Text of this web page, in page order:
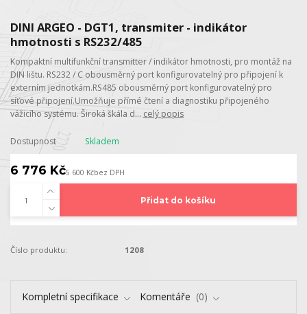
DINI ARGEO - DGT1, transmiter - indikátor
hmotnosti s RS232/485
Kompaktní multifunkční transmitter / indikátor hmotnosti, pro montáž na
DIN lištu. RS232 / C obousměrný port konfigurovatelný pro připojení k
externím jednotkám.RS485 obousměrný port konfigurovatelný pro
síťové připojení.Umožňuje přímé čtení a diagnostiku připojeného
vážicího systému. Široká škála d... celý popis
Dostupnost Skladem
6 776 Kč5 600 Kčbez DPH
Přidat do košíku
Číslo produktu: 1208
Kompletní specifikace Komentáře 0